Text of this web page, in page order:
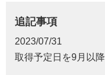
追記事項
2023/07/31
取得予定日を9月以